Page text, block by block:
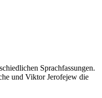
Sprachfassungen.
und Viktor Jerofejew die